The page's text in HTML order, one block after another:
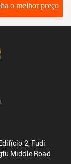
o melhor preço
2, Fudi
Middle Road